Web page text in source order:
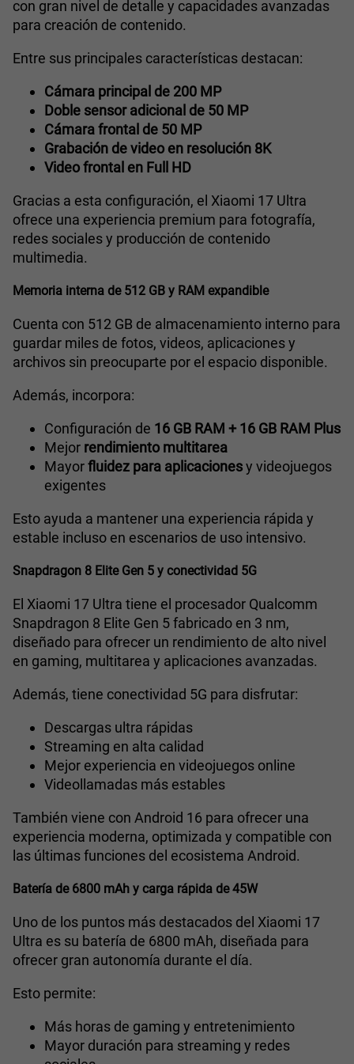
con gran nivel de detalle y capacidades avanzadas
para creación de contenido.
Entre sus principales características destacan:
Cámara principal de 200 MP
Doble sensor adicional de 50 MP
Cámara frontal de 50 MP
Grabación de video en resolución 8K
Video frontal en Full HD
Gracias a esta configuración, el Xiaomi 17 Ultra
ofrece una experiencia premium para fotografía,
redes sociales y producción de contenido
multimedia.
Memoria interna de 512 GB y RAM expandible
Cuenta con 512 GB de almacenamiento interno para
guardar miles de fotos, videos, aplicaciones y
archivos sin preocuparte por el espacio disponible.
Además, incorpora:
Configuración de 16 GB RAM + 16 GB RAM Plus
Mejor rendimiento multitarea
Mayorfluidez para aplicacionesy videojuegos
exigentes
Esto ayuda a mantener una experiencia rápida y
estable incluso en escenarios de uso intensivo.
Snapdragon 8 Elite Gen 5 y conectividad 5G
El Xiaomi 17 Ultra tiene el procesador Qualcomm
Snapdragon 8 Elite Gen 5 fabricado en 3 nm,
diseñado para ofrecer un rendimiento de alto nivel
en gaming, multitarea y aplicaciones avanzadas.
Además, tiene conectividad 5G para disfrutar:
Descargas ultra rápidas
Streaming en alta calidad
Mejor experiencia en videojuegos online
Videollamadas más estables
También viene con Android 16 para ofrecer una
experiencia moderna, optimizada y compatible con
las últimas funciones del ecosistema Android.
Batería de 6800 mAh y carga rápida de 45W
Uno de los puntos más destacados del Xiaomi 17
Ultra es su batería de 6800 mAh, diseñada para
ofrecer gran autonomía durante el día.
Esto permite:
Más horas de gaming y entretenimiento
Mayor duración para streaming y redes